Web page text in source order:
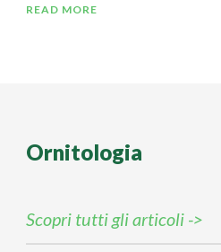
READ MORE
Ornitologia
Scopri tutti gli articoli ->